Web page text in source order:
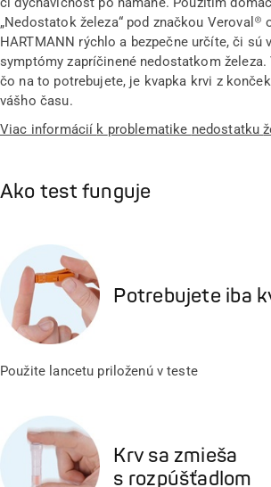
„Nedostatok železa“ pod značkou Veroval®
HARTMANN rýchlo a bezpečne určíte, či sú
symptómy zapríčinené nedostatkom železa.
čo na to potrebujete, je kvapka krvi z
vášho času.
Viac informácií k problematike nedostatku
Ako test funguje
Potrebujete iba
Použite lancetu priloženú v teste
Krv sa zmieša
s rozpúšťadlom